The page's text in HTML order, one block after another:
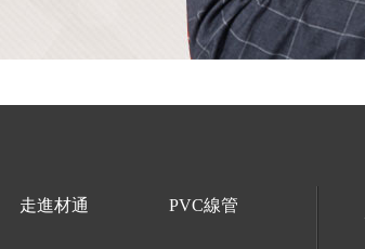
走進材通 PVC線管